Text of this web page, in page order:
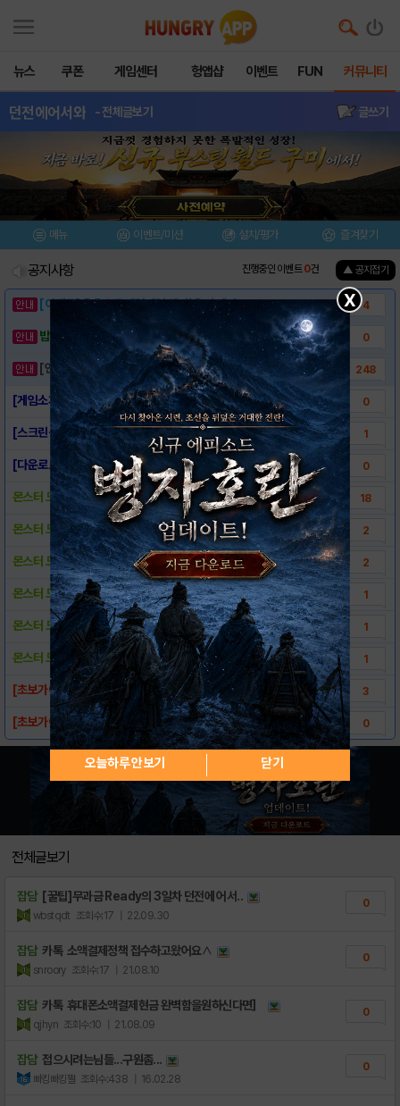
뉴스 쿠폰 게임센터 헝앱샵 이벤트 FUN 커뮤니티
던전에어서와 - 전체글보기 글쓰기
메뉴 이벤트/미션 설치/평가 즐겨찾기
공지사항 진행중인 이벤트0건 ▲ 공지접기
[이벤트] 웃음으로 매일매일 해피! 유머 게시.. 4
밥알이의 헝앱통신 ⑲ “밥알이, 드디어 멀티를.. 0
[안내] 헝그리앱 필수 상식! 밥알 획득 안내.. 248
[게임소개] - 던전에어서와 0
[스크린샷] - 던전에어서와 1
[다운로드링크] - 던전에어서와 0
몬스터 도감 ★6성 18
몬스터 도감 ★5성 2
몬스터 도감 ★4성 2
몬스터 도감 ★3성 1
몬스터 도감 ★2성 1
몬스터 도감 ★1성 1
[초보가이드] 전투화면 UI 3
[초보가이드] 메인화면 UI 0
전체글보기
잡담 [꿀팁]무과금 Ready의 3일차 던전에 어서..
wbstqdt 조회수:17 | 22.09.30
0
잡담 카톡 소액결제정책 접수하고왔어요∧
snroory 조회수:17 | 21.08.10
0
잡담 카톡 휴대폰소액결제현금 완벽함을원하신다면］
qjhyn 조회수:10 | 21.08.09
0
잡담 접으시려는님들...구원좀...
빠킹빠킹쩔 조회수:438 | 16.02.28
0
X
오늘하루 안보기 닫기